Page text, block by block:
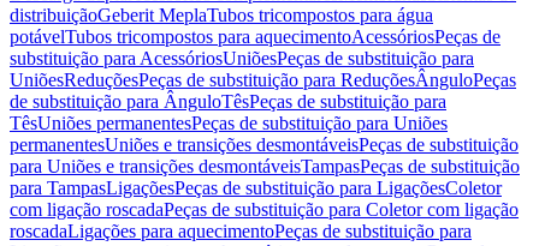
distribuiçãoGeberit MeplaTubos tricompostos para água
potávelTubos tricompostos para aquecimentoAcessóriosPeças de
substituição para AcessóriosUniõesPeças de substituição para
UniõesReduçõesPeças de substituição para ReduçõesÂnguloPeças
de substituição para ÂnguloTêsPeças de substituição para
TêsUniões permanentesPeças de substituição para Uniões
permanentesUniões e transições desmontáveisPeças de substituição
para Uniões e transições desmontáveisTampasPeças de substituição
para TampasLigaçõesPeças de substituição para LigaçõesColetor
com ligação roscadaPeças de substituição para Coletor com ligação
roscadaLigações para aquecimentoPeças de substituição para